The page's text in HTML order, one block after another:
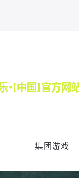
集团游戏